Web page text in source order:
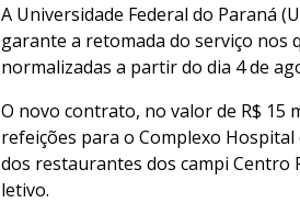
A Universidade Federal do Paraná
garante a retomada do serviço nos
normalizadas a partir do dia 4 de
O novo contrato, no valor de R$ 15
refeições para o Complexo Hospital
dos restaurantes dos campi Centro
letivo.